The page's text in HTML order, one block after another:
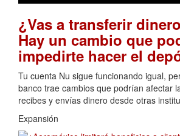
¿Vas a transferir
Hay un cambio que
impedirte hacer el
Tu cuenta Nu sigue funcionando igual,
banco trae cambios que podrían afectar
recibes y envías dinero desde otras
Expansión